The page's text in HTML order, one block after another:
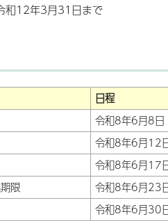
和12年3月31日まで
日程
令和8年6月8日
令和8年6月12
令和8年6月17
限
令和8年6月23
令和8年6月30